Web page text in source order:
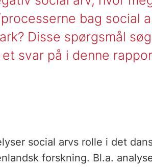
bag social
Disse spørgsmål
svar på i denne
social arvs rolle i det
forskning. Bl.a.